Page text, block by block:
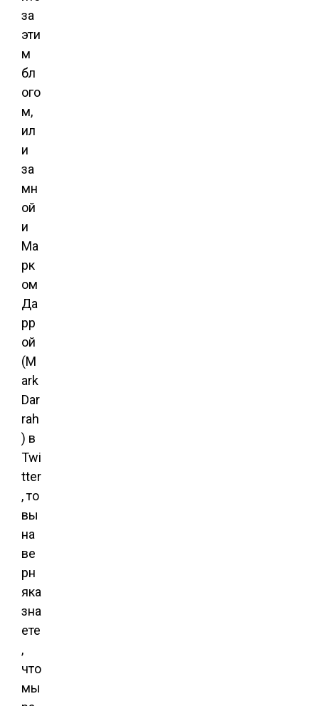
за
эти
м
бл
ого
м,
ил
и
за
мн
ой
и
Ма
рк
ом
Да
рр
ой
(M
ark
Dar
rah
) в
Twi
tter
, то
вы
на
ве
рн
яка
зна
ете
,
что
мы